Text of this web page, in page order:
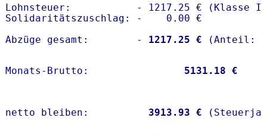
Lohnsteuer:           - 1217.25 € (Klasse I)
Solidaritätszuschlag: -    0.00 €
Abzüge gesamt:        -
1217.25 €
Monats-Brutto: 5131.18 €
netto bleiben: 3913.93 €